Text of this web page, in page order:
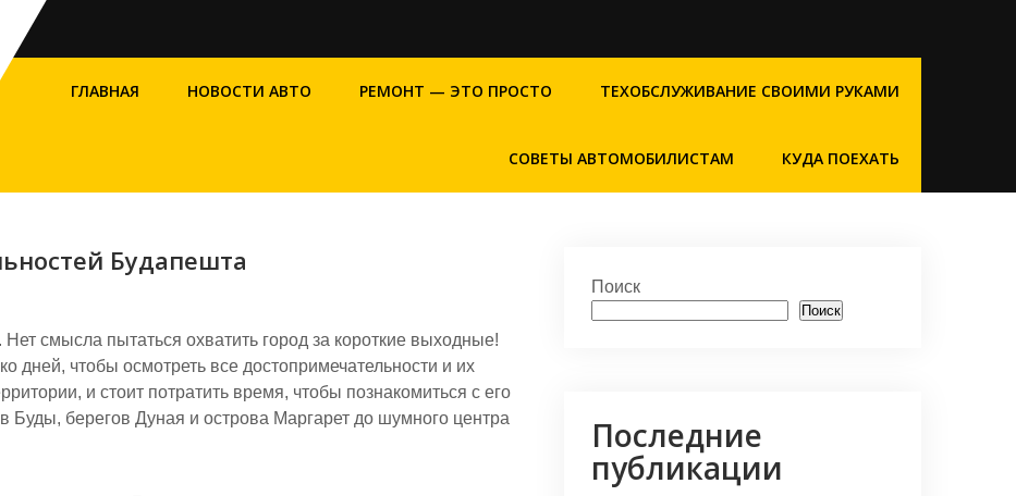
ГЛАВНАЯ НОВОСТИ АВТО РЕМОНТ — ЭТО ПРОСТО ТЕХОБСЛУЖИВАНИЕ СВОИМИ РУКАМИ
СОВЕТЫ АВТОМОБИЛИСТАМ КУДА ПОЕХАТЬ
Будапешта
смысла пытаться охватить город за короткие выходные!
дней, чтобы осмотреть все достопримечательности и их
и стоит потратить время, чтобы познакомиться с его
Буды, берегов Дуная и острова Маргарет до шумного центра
Поиск
Поиск
Последние
публикации